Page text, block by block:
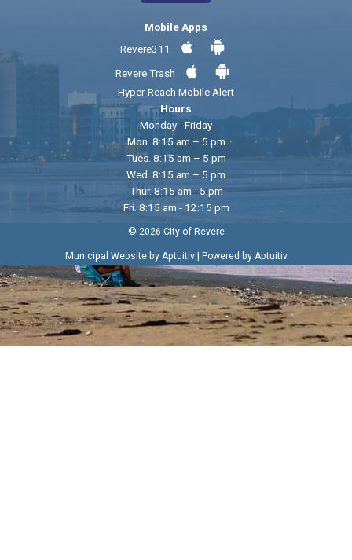
Mobile Apps
Revere311
Revere Trash
Hyper-Reach Mobile Alert
Hours
Monday - Friday
Mon. 8:15 am – 5 pm
Tues. 8:15 am – 5 pm
Wed. 8:15 am – 5 pm
Thur. 8:15 am - 5 pm
Fri. 8:15 am - 12:15 pm
© 2026 City of Revere
Municipal Website by Aptuitiv| Powered by Aptuitiv